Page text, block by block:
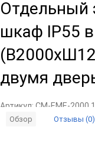
Отдельный
шкаф IP55
двумя
Артикул: CM-EME-
Обзор Отзывы (0)